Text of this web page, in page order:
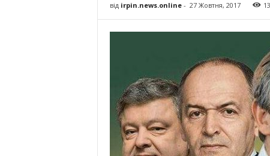
від irpin.news.online- 27 Жовтня, 2017